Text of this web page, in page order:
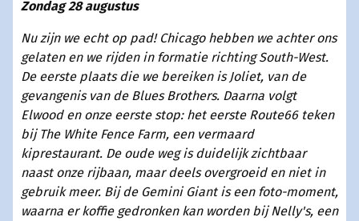
Zondag 28 augustus
Nu zijn we echt op pad! Chicago hebben we achter ons
gelaten en we rijden in formatie richting South-West.
De eerste plaats die we bereiken is Joliet, van de
gevangenis van de Blues Brothers. Daarna volgt
Elwood en onze eerste stop: het eerste Route66 teken
bij The White Fence Farm, een vermaard
kiprestaurant. De oude weg is duidelijk zichtbaar
naast onze rijbaan, maar deels overgroeid en niet in
gebruik meer. Bij de Gemini Giant is een foto-moment,
waarna er koffie gedronken kan worden bij Nelly's, een